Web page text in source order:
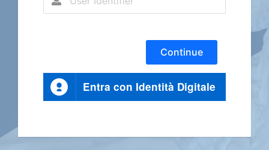
Continue
Entra con Identità Digitale